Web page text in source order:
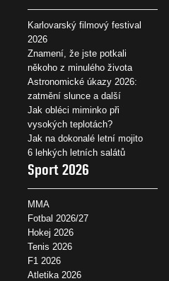
Karlovarský filmový festival
2026
Znamení, že jste potkali
někoho z minulého života
Astronomické úkazy 2026:
zatmění slunce a další
Jak obléci miminko při
vysokých teplotách?
Jak na dokonalé letní mojito
6 lehkých letních salátů
Sport 2026
MMA
Fotbal 2026/27
Hokej 2026
Tenis 2026
F1 2026
Atletika 2026